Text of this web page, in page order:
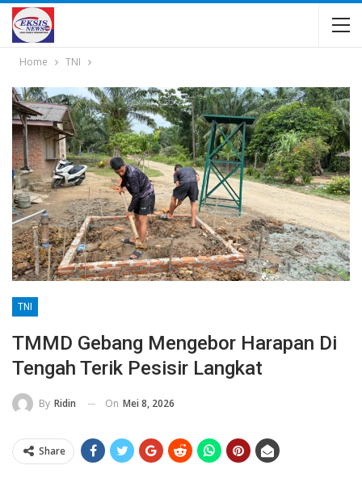
Home TNI
TNI
TMMD Gebang Mengebor Harapan Di
Tengah Terik Pesisir Langkat
By Ridin On Mei 8, 2026
Share